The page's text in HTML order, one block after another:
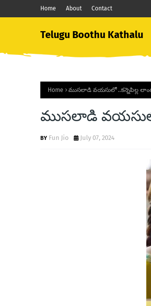
Home About Contact
Telugu Boothu Kathalu
Home ముసలాడి వయసులో ..కన్నెపిల్ల
ముసలాడి వయసులో
Fun Jio July 07, 2024